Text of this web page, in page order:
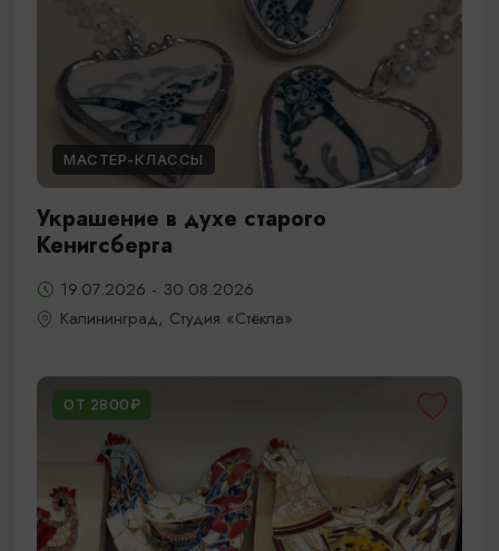
МАСТЕР-КЛАССЫ
Украшение в духе старого
Кенигсберга
19.07.2026 - 30.08.2026
Калининград, Студия «Стёкла»
ОТ 2800₽